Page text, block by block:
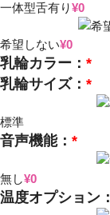
一体型舌有り¥0
希望しない¥0
*
乳輪カラー：
*
乳輪サイズ：
標準
*
音声機能：
無し¥0
温度オプション：